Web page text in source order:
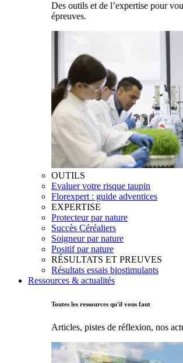
Des outils et de l’expertise pour
épreuves.
OUTILS
Evaluer votre risque taupin
Florexpert : guide adventices
EXPERTISE
Protecteur par nature
Succès Céréaliers
Soigneur par nature
Positif par nature
RÉSULTATS ET PREUVES
Résultats essais biostimulants
Ressources & actualités
Toutes les ressources qu'il vous faut
Articles, pistes de réflexion, nos